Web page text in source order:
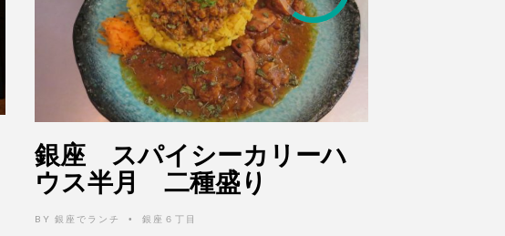
銀座 スパイシーカリーハ
ウス半月 二種盛り
BY 銀座でランチ • 銀座６丁目